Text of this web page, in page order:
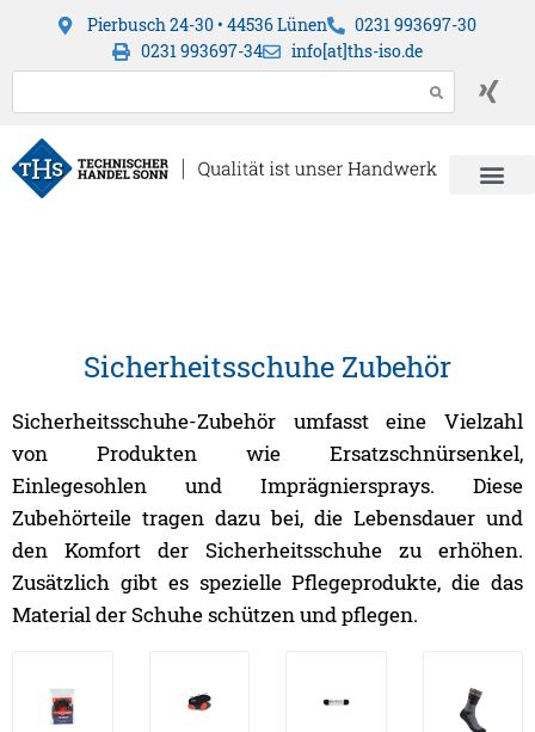
Pierbusch 24-30 • 44536 Lünen
0231 993697-30
0231 993697-34
info[at]ths-iso.de
Sicherheitsschuhe Zubehör
Sicherheitsschuhe-Zubehör umfasst eine Vielzahl
von Produkten wie Ersatzschnürsenkel,
Einlegesohlen und Imprägniersprays. Diese
Zubehörteile tragen dazu bei, die Lebensdauer und
den Komfort der Sicherheitsschuhe zu erhöhen.
Zusätzlich gibt es spezielle Pflegeprodukte, die das
Material der Schuhe schützen und pflegen.